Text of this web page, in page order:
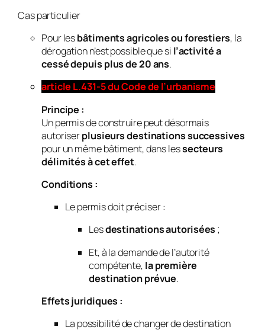
Cas particulier
Pour lesbâtiments agricoles ou forestiers, la
dérogation n’est possible que si l’activité a
cessé depuis plus de 20 ans.
article L.431-5 du Code de l’urbanisme
Principe :
Un permis de construire peut désormais
autoriserplusieurs destinations successives
pour un même bâtiment, dans lessecteurs
délimités à cet effet.
Conditions :
Le permis doit préciser :
Lesdestinations autorisées ;
Et, à la demande de l’autorité
compétente, la première
destination prévue.
Effets juridiques :
La possibilité de changer de destination